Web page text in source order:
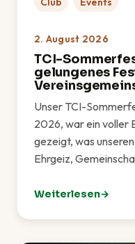
2. August 2026
TCI-
gelungenes
Unser TCI-
2026, war ein voller
gezeigt, was
Ehrgeiz,
Weiterlesen
: TCI-Sommerfest